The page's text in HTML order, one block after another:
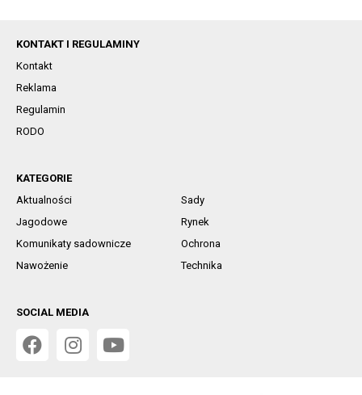
KONTAKT I REGULAMINY
Kontakt
Reklama
Regulamin
RODO
KATEGORIE
Aktualności
Sady
Jagodowe
Rynek
Komunikaty sadownicze
Ochrona
Nawożenie
Technika
SOCIAL MEDIA